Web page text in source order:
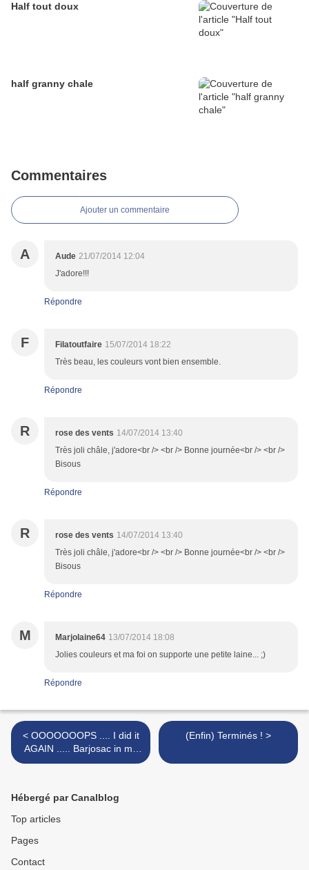
Half tout doux
half granny chale
Commentaires
Ajouter un commentaire
A Aude 21/07/2014 12:04
J'adore!!!
Répondre
F Filatoutfaire 15/07/2014 18:22
Très beau, les couleurs vont bien ensemble.
Répondre
R rose des vents 14/07/2014 13:40
Très joli châle, j'adore<br /> <br /> Bonne journée<br /> <br />
Bisous
Répondre
R rose des vents 14/07/2014 13:40
Très joli châle, j'adore<br /> <br /> Bonne journée<br /> <br />
Bisous
Répondre
M Marjolaine64 13/07/2014 18:08
Jolies couleurs et ma foi on supporte une petite laine... ;)
Répondre
< OOOOOOOPS .... I did it
AGAIN ..... Barjosac in my
tree ....
(Enfin) Terminés ! >
Hébergé par Canalblog
Top articles
Pages
Contact